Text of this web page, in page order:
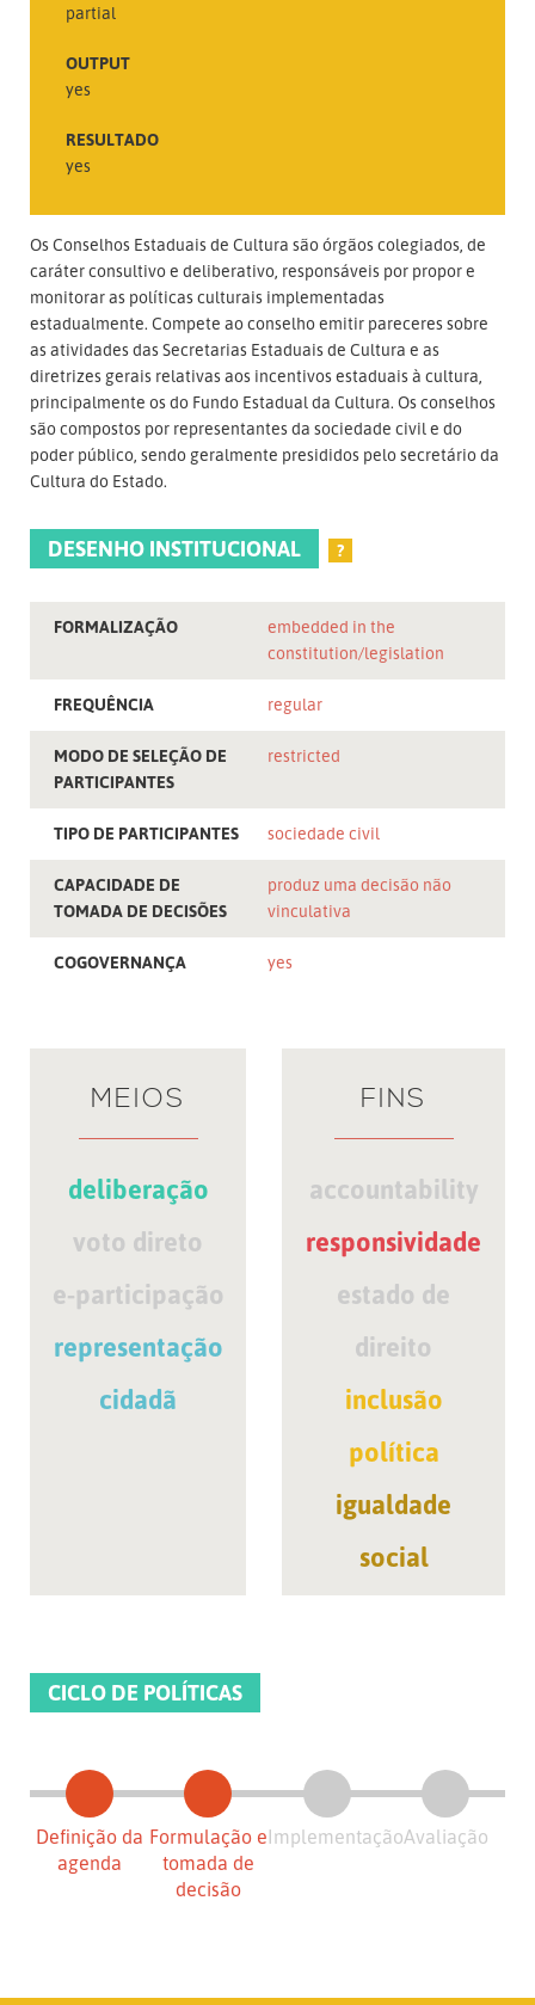
partial
OUTPUT
yes
RESULTADO
yes
Os Conselhos Estaduais de Cultura são órgãos colegiados, de
caráter consultivo e deliberativo, responsáveis por propor e
monitorar as políticas culturais implementadas
estadualmente. Compete ao conselho emitir pareceres sobre
as atividades das Secretarias Estaduais de Cultura e as
diretrizes gerais relativas aos incentivos estaduais à cultura,
principalmente os do Fundo Estadual da Cultura. Os conselhos
são compostos por representantes da sociedade civil e do
poder público, sendo geralmente presididos pelo secretário da
Cultura do Estado.
DESENHO INSTITUCIONAL ?
FORMALIZAÇÃO
embedded in the
constitution/legislation
FREQUÊNCIA regular
MODO DE SELEÇÃO DE
PARTICIPANTES
restricted
TIPO DE PARTICIPANTES sociedade civil
CAPACIDADE DE
TOMADA DE DECISÕES
produz uma decisão não
vinculativa
COGOVERNANÇA yes
MEIOS
deliberação
voto direto
e-participação
representação
cidadã
FINS
accountability
responsividade
estado de
direito
inclusão
política
igualdade
social
CICLO DE POLÍTICAS
Definição da
agenda
Formulação e
tomada de
decisão
ImplementaçãoAvaliação